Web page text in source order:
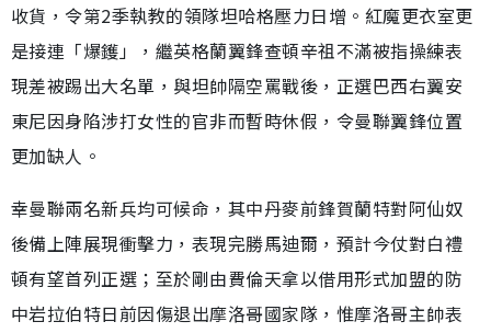
收貨，令第2季執教的領隊坦哈格壓力日增。紅魔更衣室更
是接連「爆鑊」，繼英格蘭翼鋒查頓辛祖不滿被指操練表
現差被踢出大名單，與坦帥隔空罵戰後，正選巴西右翼安
東尼因身陷涉打女性的官非而暫時休假，令曼聯翼鋒位置
更加缺人。
幸曼聯兩名新兵均可候命，其中丹麥前鋒賀蘭特對阿仙奴
後備上陣展現衝擊力，表現完勝馬迪爾，預計今仗對白禮
頓有望首列正選；至於剛由費倫天拿以借用形式加盟的防
中岩拉伯特日前因傷退出摩洛哥國家隊，惟摩洛哥主帥表